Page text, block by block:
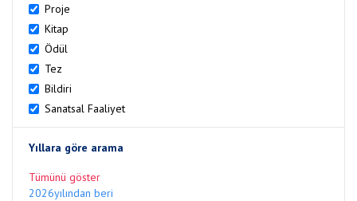
Proje
Kitap
Ödül
Tez
Bildiri
Sanatsal Faaliyet
Yıllara göre arama
Tümünü göster
2026yılından beri